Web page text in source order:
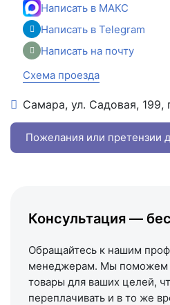
Написать в МАКС
Написать в Telegram
Написать на почту
Схема проезда
Самара, ул. Садовая,
+7 (993) 993-77-22
Написать в МАКС
Схема проезда
Пожелания или претензии
Консультация —
Обращайтесь к нашим
менеджерам. Мы поможем
товары для ваших целей,
переплачивать и в то же